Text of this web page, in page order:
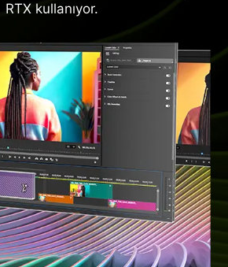
RTX kullanıyor.